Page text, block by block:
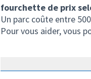
fourchette de prix
Un parc coûte entre
Pour vous aider, vous